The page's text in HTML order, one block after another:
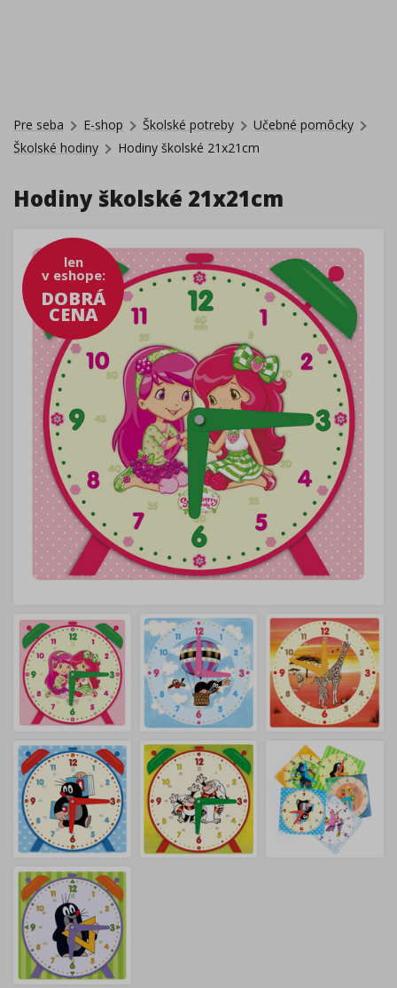
Pre seba E-shop Školské potreby
Učebné pomôcky
Školské hodiny
Hodiny školské 21x21cm
Hodiny školské 21x21cm
len
v eshope:
DOBRÁ
CENA